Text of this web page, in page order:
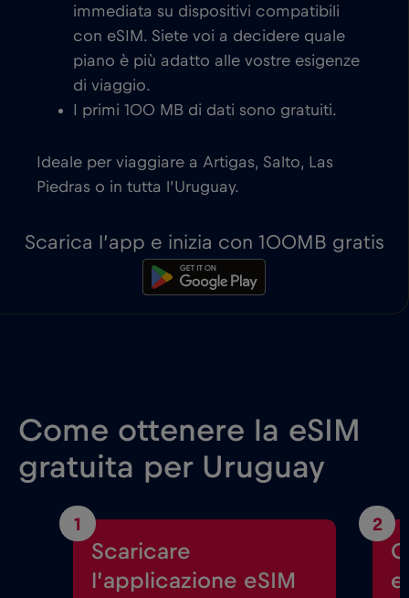
immediata su dispositivi compatibili
con eSIM. Siete voi a decidere quale
piano è più adatto alle vostre esigenze
di viaggio.
I primi 100 MB di dati sono gratuiti.
Ideale per viaggiare a Artigas, Salto, Las
Piedras o in tutta l’Uruguay.
Scarica l’app e inizia con 100MB gratis
Come ottenere la eSIM
gratuita per Uruguay
1
Scaricare
l’applicazione eSIM
2